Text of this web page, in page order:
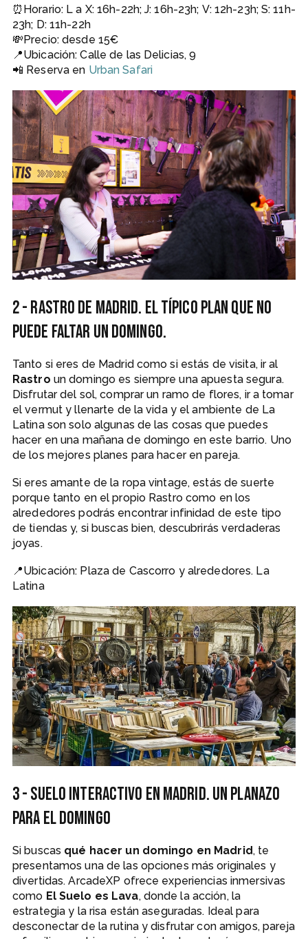
⏰Horario: L a X: 16h-22h; J: 16h-23h; V: 12h-23h; S: 11h-
23h; D: 11h-22h
💸Precio: desde 15€
📍Ubicación: Calle de las Delicias, 9
📲 Reserva en Urban Safari
2 - Rastro de Madrid. El típico plan que no
puede faltar un domingo.
Tanto si eres de Madrid como si estás de visita, ir al
Rastro un domingo es siempre una apuesta segura.
Disfrutar del sol, comprar un ramo de flores, ir a tomar
el vermut y llenarte de la vida y el ambiente de La
Latina son solo algunas de las cosas que puedes
hacer en una mañana de domingo en este barrio. Uno
de los mejores planes para hacer en pareja.
Si eres amante de la ropa vintage, estás de suerte
porque tanto en el propio Rastro como en los
alrededores podrás encontrar infinidad de este tipo
de tiendas y, si buscas bien, descubrirás verdaderas
joyas.
📍Ubicación: Plaza de Cascorro y alrededores. La
Latina
3 - Suelo Interactivo en Madrid. Un planazo
para el domingo
Si buscas qué hacer un domingo en Madrid, te
presentamos una de las opciones más originales y
divertidas. ArcadeXP ofrece experiencias inmersivas
como El Suelo es Lava, donde la acción, la
estrategia y la risa están aseguradas. Ideal para
desconectar de la rutina y disfrutar con amigos, pareja